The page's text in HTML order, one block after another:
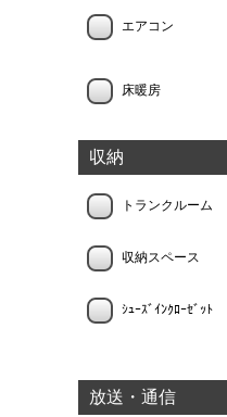
エアコン
床暖房
収納
トランクルーム
収納スペース
ｼｭｰｽﾞｲﾝｸﾛｰｾﾞｯﾄ
放送・通信